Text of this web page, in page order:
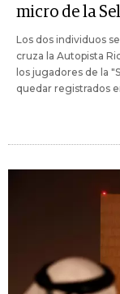
micro de la
Los dos individuos
cruza la Autopista
los jugadores de la
quedar registrados